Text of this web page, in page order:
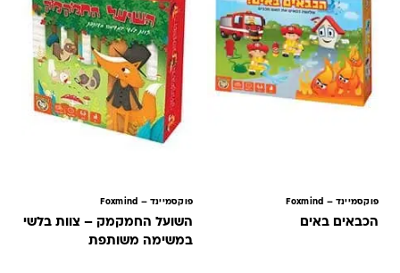
פוקסמיינד – Foxmind
הכבאים באים
פוקסמיינד – Foxmind
השועל החמקמק – צוות בלשי
במשימה משותפת